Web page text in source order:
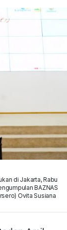
di Jakarta, Rabu
BAZNAS
Ovita Susiana